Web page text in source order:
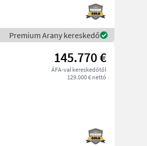
Premium Arany kereskedő
145.770 €
ÁFA-val kereskedőtől
129.000 € nettó